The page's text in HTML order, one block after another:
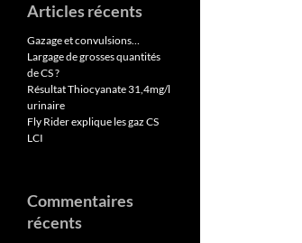
Articles récents
Gazage et convulsions…
Largage de grosses quantités
de CS ?
Résultat Thiocyanate 31,4mg/l
urinaire
Fly Rider explique les gaz CS
LCI
Commentaires
récents